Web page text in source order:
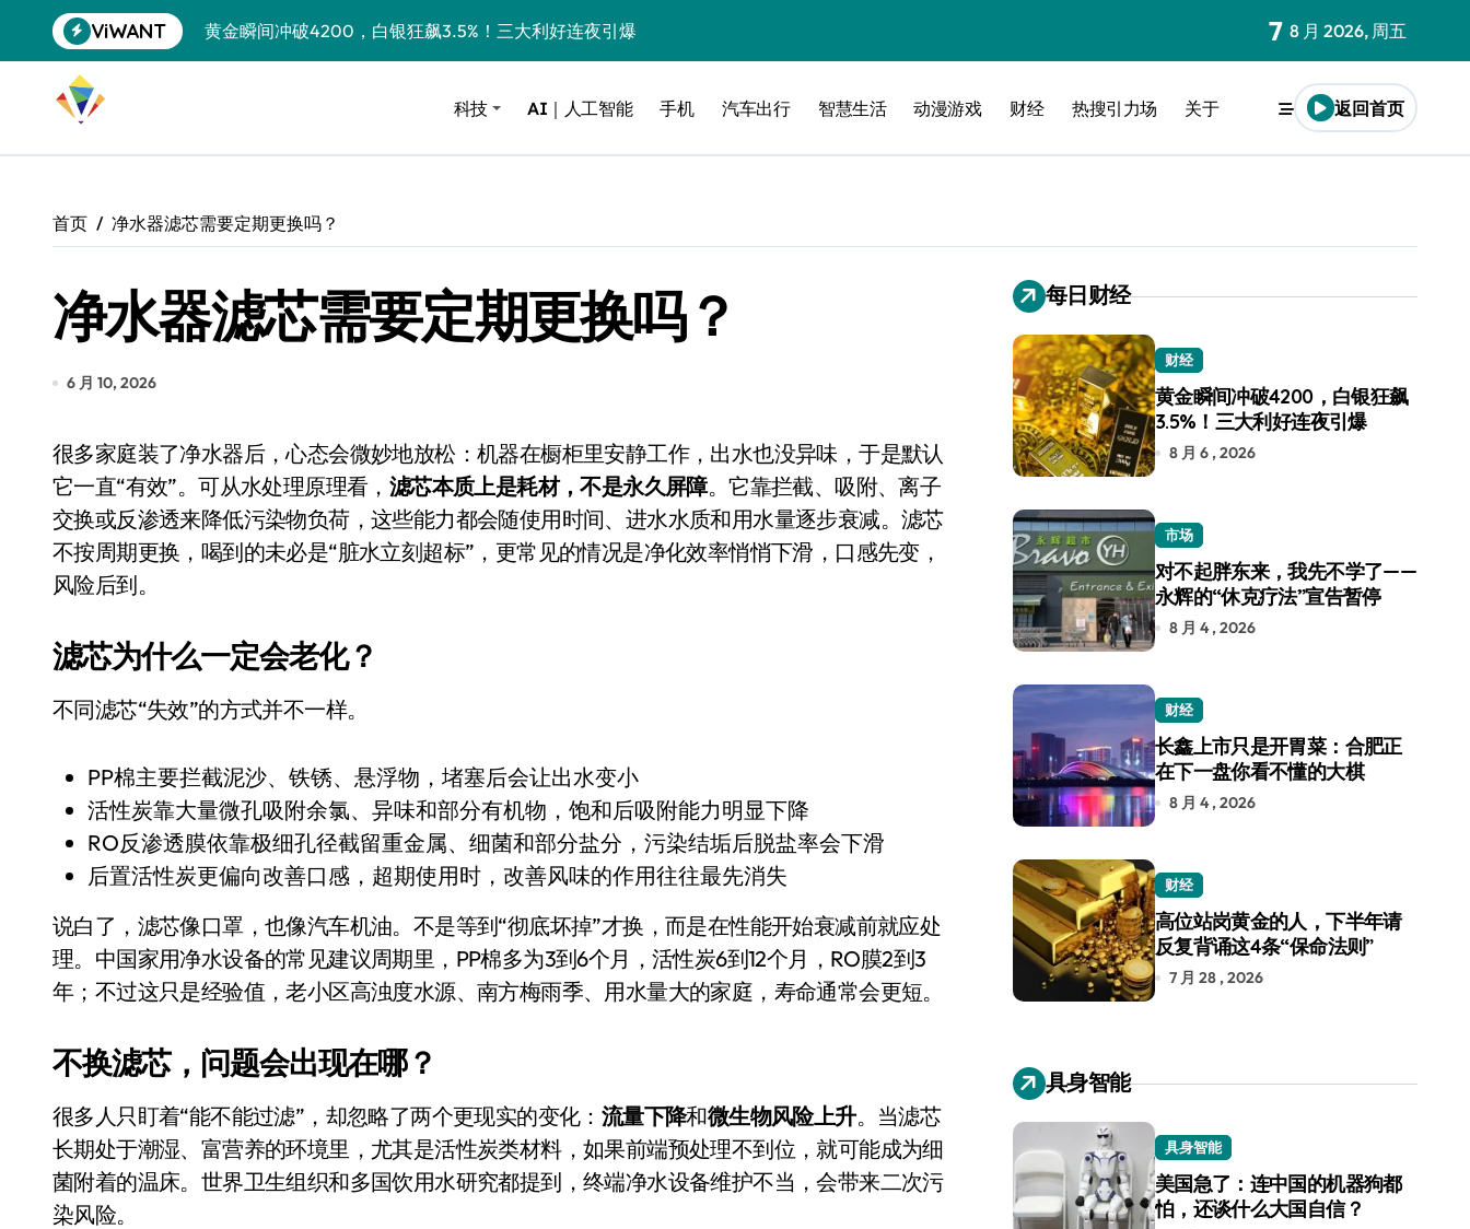
到
ViWANT
黄金瞬间冲破4200，白银狂飙3.5%！三大利好连夜引爆
Peloton 新车实测：屏幕能转、风扇怼脸，但最狠的是那个机械音
Xbox七月大崩盘：裁员3200、卖工作室、网络瘫了，微软这次真急了
谷歌DeepMind创始人辞去CEO，但继续“垂帘听政”？
全球最小U盘，容量却碾压iPhone 17顶配？闪迪这波操作太狠了
400层堆叠、性能翻倍 三星把最新存储技术给了AI
550亿美金！沙特把EA买了，但背了200亿的债
Xbox 25岁生日送壁纸送徽章，就是不送主机，你领不领？
别再用汽车USB给MacBook充电了！老司机教你3招真·快充
Windows 11家庭版和专业版，选错真的会后悔吗？
轻到忽略不计 大疆Mini 2S内录实测，值不值得冲？
从“卖电视”到“定规则”：海信拿下RGB-Mini LED全球话语权
对不起胖东来，我先不学了——永辉的“休克疗法”宣告暂停
小米涨价！K90跳上3099，小米17标准版逼近4800
长鑫上市只是开胃菜：合肥正在下一盘你看不懂的大棋
复古玩家狂喜：Anbernic第三次复刻GBA SP，情怀拉满
Xbox 360 游戏终于要登 PC，光盘党也能“以盘换数”了？
AirTag 新版到底香不香？一篇帮你避坑+种草
7 8 月 2026, 周五
科技 AI｜人工智能 手机 汽车出行 智慧生活 动漫游戏 财经 热搜引力场 关于 返回首页
首页 净水器滤芯需要定期更换吗？
净水器滤芯需要定期更换吗？
6 月 10, 2026
很多家庭装了净水器后，心态会微妙地放松：机器在橱柜里安静工作，出水也没异味，于是默认
它一直“有效”。可从水处理原理看， 滤芯本质上是耗材，不是永久屏障。它靠拦截、吸附、离子
交换或反渗透来降低污染物负荷，这些能力都会随使用时间、进水水质和用水量逐步衰减。滤芯
不按周期更换，喝到的未必是“脏水立刻超标”，更常见的情况是净化效率悄悄下滑，口感先变，
风险后到。
滤芯为什么一定会老化？
不同滤芯“失效”的方式并不一样。
PP棉主要拦截泥沙、铁锈、悬浮物，堵塞后会让出水变小
活性炭靠大量微孔吸附余氯、异味和部分有机物，饱和后吸附能力明显下降
RO反渗透膜依靠极细孔径截留重金属、细菌和部分盐分，污染结垢后脱盐率会下滑
后置活性炭更偏向改善口感，超期使用时，改善风味的作用往往最先消失
说白了，滤芯像口罩，也像汽车机油。不是等到“彻底坏掉”才换，而是在性能开始衰减前就应处
理。中国家用净水设备的常见建议周期里，PP棉多为3到6个月，活性炭6到12个月，RO膜2到3
年；不过这只是经验值，老小区高浊度水源、南方梅雨季、用水量大的家庭，寿命通常会更短。
不换滤芯，问题会出现在哪？
很多人只盯着“能不能过滤”，却忽略了两个更现实的变化： 流量下降和微生物风险上升。当滤芯
长期处于潮湿、富营养的环境里，尤其是活性炭类材料，如果前端预处理不到位，就可能成为细
菌附着的温床。世界卫生组织和多国饮用水研究都提到，终端净水设备维护不当，会带来二次污
染风险。
每日财经
财经
黄金瞬间冲破4200，白银狂飙
3.5%！三大利好连夜引爆
8 月 6 , 2026
市场
对不起胖东来，我先不学了——
永辉的“休克疗法”宣告暂停
8 月 4 , 2026
财经
长鑫上市只是开胃菜：合肥正
在下一盘你看不懂的大棋
8 月 4 , 2026
财经
高位站岗黄金的人，下半年请
反复背诵这4条“保命法则”
7 月 28 , 2026
具身智能
具身智能
美国急了：连中国的机器狗都
怕，还谈什么大国自信？